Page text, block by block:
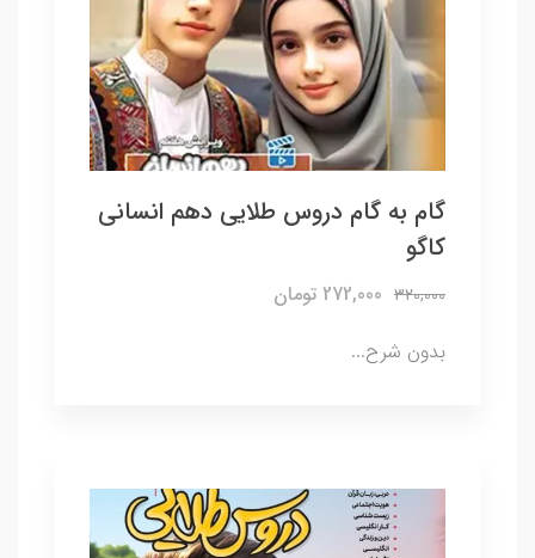
گام به گام دروس طلایی دهم انسانی
کاگو
320,000 272,000 تومان
بدون شرح...